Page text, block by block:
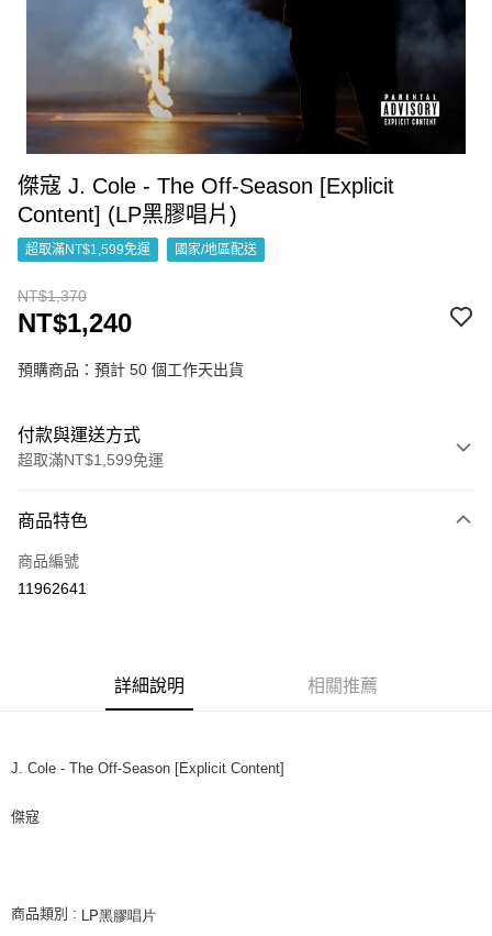
傑寇 J. Cole - The Off-Season [Explicit
Content] (LP黑膠唱片)
超取滿NT$1,599免運 國家/地區配送
NT$1,370
NT$1,240
預購商品：預計 50 個工作天出貨
付款與運送方式
超取滿NT$1,599免運
信用卡一次付款
超商取貨付款
相關說明
AFTEE先享後付是「在收到商品之後才付款」的支付方式。 讓您購物簡單
便利好安心！
【「AFTEE先享後付」結帳流程】
每筆NT$60，滿NT$1,599(含以上)免運費
商品特色
商品編號
11962641
詳細說明 相關推薦
J. Cole - The Off-Season [Explicit Content]
傑寇
商品類別 : LP黑膠唱片